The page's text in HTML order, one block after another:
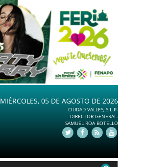
MIÉRCOLES, 05 DE AGOSTO DE 2026
CIUDAD VALLES, S.L.P.
DIRECTOR GENERAL.
SAMUEL ROA BOTELLO